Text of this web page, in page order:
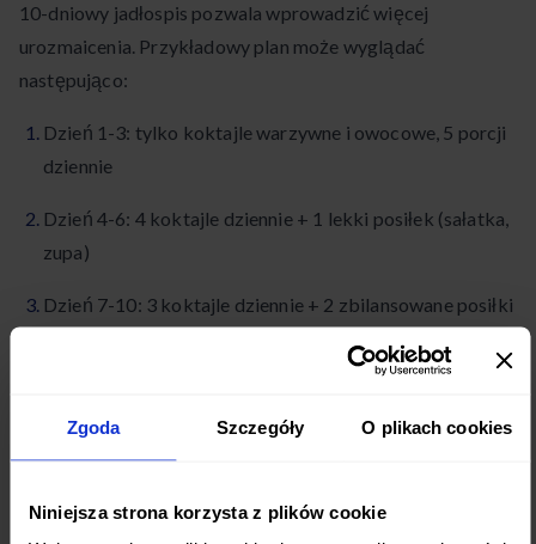
Zgoda Szczegóły O plikach cookies
Niniejsza strona korzysta z plików cookie
10-dniowy jadłospis pozwala wprowadzić więcej
urozmaicenia. Przykładowy plan może wyglądać
następująco:
Dzień 1-3: tylko koktajle warzywne i owocowe, 5 porcji
dziennie
Dzień 4-6: 4 koktajle dziennie + 1 lekki posiłek (sałatka,
zupa)
Dzień 7-10: 3 koktajle dziennie + 2 zbilansowane posiłki
W ostatnich dniach diety stopniowo wprowadza się posiłki
Zmiany należy wprowadzać powoli, obserwując reakcje
organizmu.
Efekty stosowania diety koktajlowej